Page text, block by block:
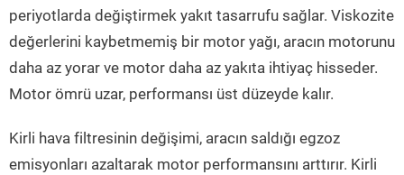
periyotlarda değiştirmek yakıt tasarrufu sağlar. Viskozite
değerlerini kaybetmemiş bir motor yağı, aracın motorunu
daha az yorar ve motor daha az yakıta ihtiyaç hisseder.
Motor ömrü uzar, performansı üst düzeyde kalır.
Kirli hava filtresinin değişimi, aracın saldığı egzoz
emisyonları azaltarak motor performansını arttırır. Kirli